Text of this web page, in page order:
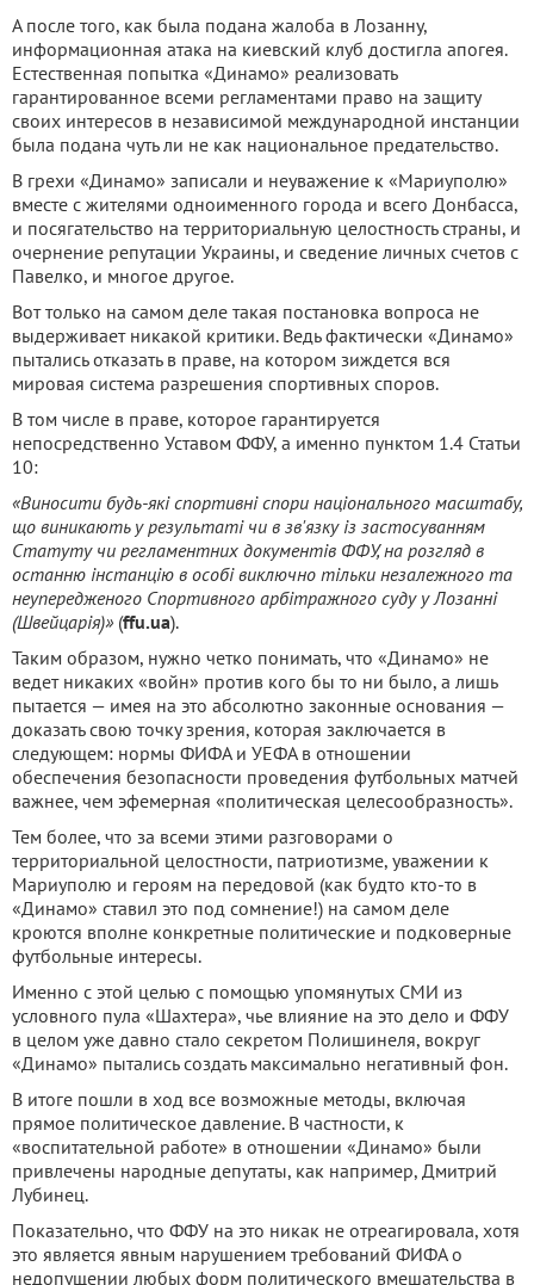
А после того, как была подана жалоба в Лозанну,
информационная атака на киевский клуб достигла апогея.
Естественная попытка «Динамо» реализовать
гарантированное всеми регламентами право на защиту
своих интересов в независимой международной инстанции
была подана чуть ли не как национальное предательство.
В грехи «Динамо» записали и неуважение к «Мариуполю»
вместе с жителями одноименного города и всего Донбасса,
и посягательство на территориальную целостность страны, и
очернение репутации Украины, и сведение личных счетов с
Павелко, и многое другое.
Вот только на самом деле такая постановка вопроса не
выдерживает никакой критики. Ведь фактически «Динамо»
пытались отказать в праве, на котором зиждется вся
мировая система разрешения спортивных споров.
В том числе в праве, которое гарантируется
непосредственно Уставом ФФУ, а именно пунктом 1.4 Статьи
10:
«Виносити будь-які спортивні спори національного масштабу,
що виникають у результаті чи в зв'язку із застосуванням
Статуту чи регламентних документів ФФУ, на розгляд в
останню інстанцію в особі виключно тільки незалежного та
неупередженого Спортивного арбітражного суду у Лозанні
(Швейцарія)» (ffu.ua).
Таким образом, нужно четко понимать, что «Динамо» не
ведет никаких «войн» против кого бы то ни было, а лишь
пытается — имея на это абсолютно законные основания —
доказать свою точку зрения, которая заключается в
следующем: нормы ФИФА и УЕФА в отношении
обеспечения безопасности проведения футбольных матчей
важнее, чем эфемерная «политическая целесообразность».
Тем более, что за всеми этими разговорами о
территориальной целостности, патриотизме, уважении к
Мариуполю и героям на передовой (как будто кто-то в
«Динамо» ставил это под сомнение!) на самом деле
кроются вполне конкретные политические и подковерные
футбольные интересы.
Именно с этой целью с помощью упомянутых СМИ из
условного пула «Шахтера», чье влияние на это дело и ФФУ
в целом уже давно стало секретом Полишинеля, вокруг
«Динамо» пытались создать максимально негативный фон.
В итоге пошли в ход все возможные методы, включая
прямое политическое давление. В частности, к
«воспитательной работе» в отношении «Динамо» были
привлечены народные депутаты, как например, Дмитрий
Лубинец.
Показательно, что ФФУ на это никак не отреагировала, хотя
это является явным нарушением требований ФИФА о
недопущении любых форм политического вмешательства в